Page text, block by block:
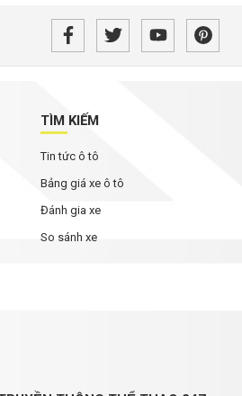
TÌM KIẾM
Tin tức ô tô
Bảng giá xe ô tô
Đánh gia xe
So sánh xe